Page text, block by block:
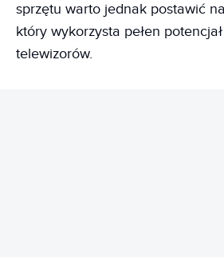
sprzętu warto jednak postawić
który wykorzysta pełen
telewizorów.